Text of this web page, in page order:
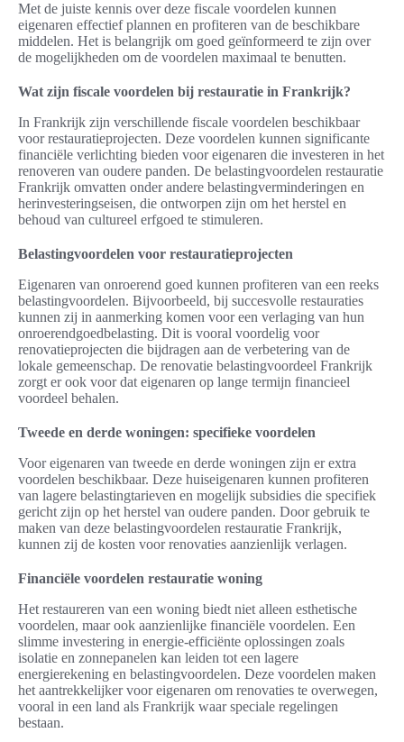
Met de juiste kennis over deze fiscale voordelen kunnen
eigenaren effectief plannen en profiteren van de beschikbare
middelen. Het is belangrijk om goed geïnformeerd te zijn over
de mogelijkheden om de voordelen maximaal te benutten.
Wat zijn fiscale voordelen bij restauratie in Frankrijk?
In Frankrijk zijn verschillende fiscale voordelen beschikbaar
voor restauratieprojecten. Deze voordelen kunnen significante
financiële verlichting bieden voor eigenaren die investeren in het
renoveren van oudere panden. De belastingvoordelen restauratie
Frankrijk omvatten onder andere belastingverminderingen en
herinvesteringseisen, die ontworpen zijn om het herstel en
behoud van cultureel erfgoed te stimuleren.
Belastingvoordelen voor restauratieprojecten
Eigenaren van onroerend goed kunnen profiteren van een reeks
belastingvoordelen. Bijvoorbeeld, bij succesvolle restauraties
kunnen zij in aanmerking komen voor een verlaging van hun
onroerendgoedbelasting. Dit is vooral voordelig voor
renovatieprojecten die bijdragen aan de verbetering van de
lokale gemeenschap. De renovatie belastingvoordeel Frankrijk
zorgt er ook voor dat eigenaren op lange termijn financieel
voordeel behalen.
Tweede en derde woningen: specifieke voordelen
Voor eigenaren van tweede en derde woningen zijn er extra
voordelen beschikbaar. Deze huiseigenaren kunnen profiteren
van lagere belastingtarieven en mogelijk subsidies die specifiek
gericht zijn op het herstel van oudere panden. Door gebruik te
maken van deze belastingvoordelen restauratie Frankrijk,
kunnen zij de kosten voor renovaties aanzienlijk verlagen.
Financiële voordelen restauratie woning
Het restaureren van een woning biedt niet alleen esthetische
voordelen, maar ook aanzienlijke financiële voordelen. Een
slimme investering in energie-efficiënte oplossingen zoals
isolatie en zonnepanelen kan leiden tot een lagere
energierekening en belastingvoordelen. Deze voordelen maken
het aantrekkelijker voor eigenaren om renovaties te overwegen,
vooral in een land als Frankrijk waar speciale regelingen
bestaan.